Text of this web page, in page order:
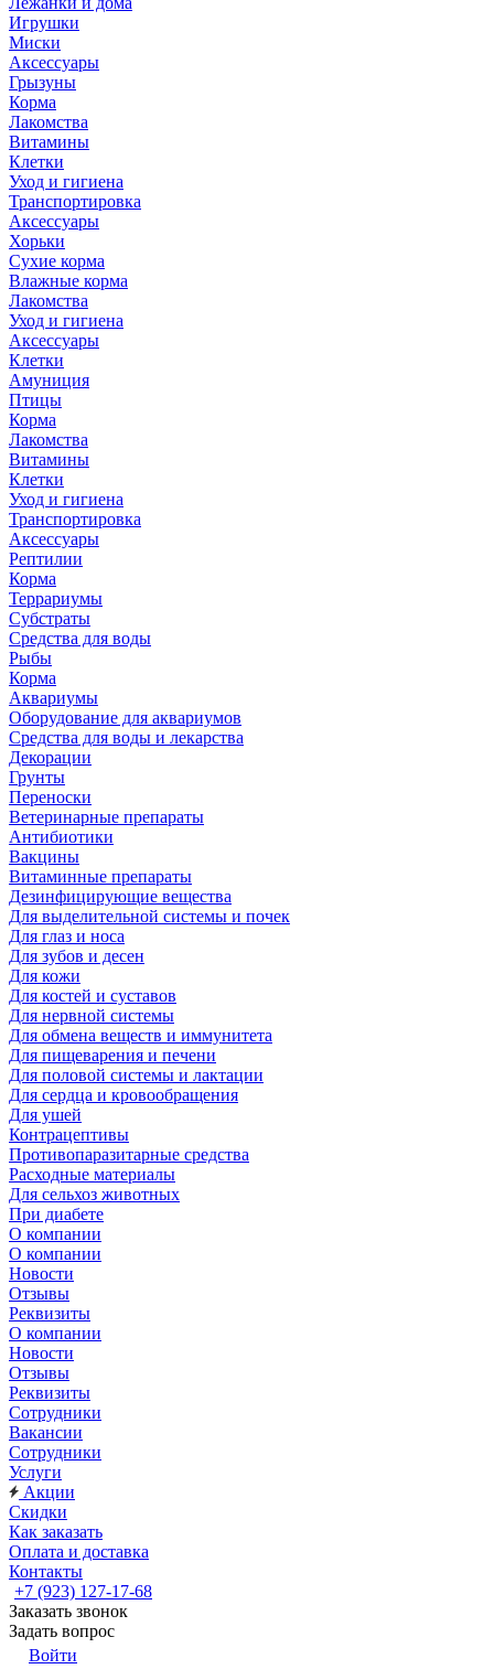
Игрушки
Миски
Аксессуары
Грызуны
Корма
Лакомства
Витамины
Клетки
Уход и гигиена
Транспортировка
Аксессуары
Хорьки
Сухие корма
Влажные корма
Лакомства
Уход и гигиена
Аксессуары
Клетки
Амуниция
Птицы
Корма
Лакомства
Витамины
Клетки
Уход и гигиена
Транспортировка
Аксессуары
Рептилии
Корма
Террариумы
Субстраты
Средства для воды
Рыбы
Корма
Аквариумы
Оборудование для аквариумов
Средства для воды и лекарства
Декорации
Грунты
Переноски
Ветеринарные препараты
Антибиотики
Вакцины
Витаминные препараты
Дезинфицирующие вещества
Для выделительной системы и почек
Для глаз и носа
Для зубов и десен
Для кожи
Для костей и суставов
Для нервной системы
Для обмена веществ и иммунитета
Для пищеварения и печени
Для половой системы и лактации
Для сердца и кровообращения
Для ушей
Контрацептивы
Противопаразитарные средства
Расходные материалы
Для сельхоз животных
При диабете
О компании
О компании
Новости
Отзывы
Реквизиты
О компании
Новости
Отзывы
Реквизиты
Сотрудники
Вакансии
Сотрудники
Услуги
Акции
Скидки
Как заказать
Оплата и доставка
Контакты
+7 (923) 127-17-68
Заказать звонок
Задать вопрос
Войти